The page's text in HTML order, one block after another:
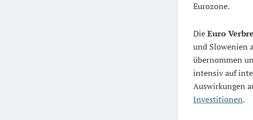
Eurozone.
DieEuro
und Slowenien
übernommen
intensiv auf
Auswirkungen
Investitionen.